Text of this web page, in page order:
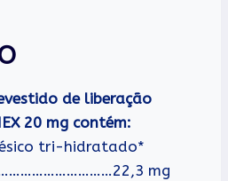
de liberação
20 mg contém:
tri-hidratado*
mg